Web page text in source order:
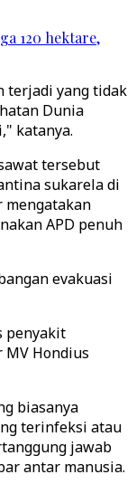
120 hektare,
terjadi yang tidak
Dunia
katanya.
tersebut
sukarela di
mengatakan
APD penuh
evakuasi
penyakit
Hondius
biasanya
terinfeksi atau
jawab
antar manusia.